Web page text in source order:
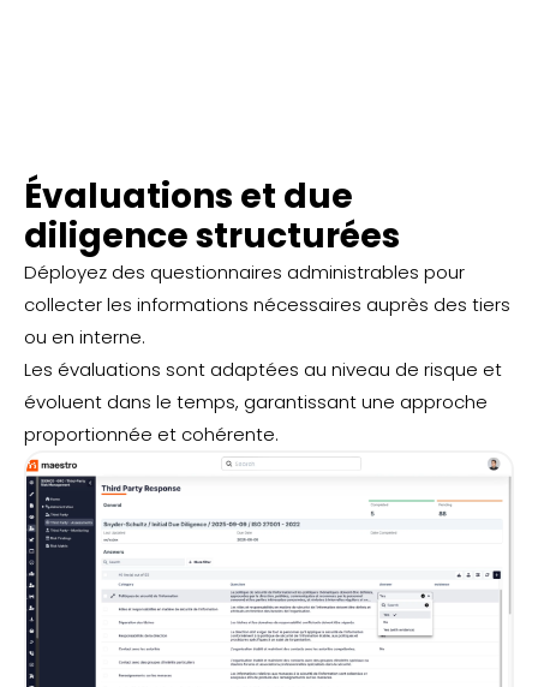
Évaluations et due
diligence structurées
Déployez des questionnaires administrables pour
collecter les informations nécessaires auprès des tiers
ou en interne.
Les évaluations sont adaptées au niveau de risque et
évoluent dans le temps, garantissant une approche
proportionnée et cohérente.